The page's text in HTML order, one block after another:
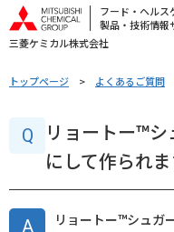
フード・ヘルス
製品・技術情報
三菱ケミカル株式会社
キーワードで検索する
トップページ よくあるご質問
リョートー™
にして作られ
リョートー™シュガ